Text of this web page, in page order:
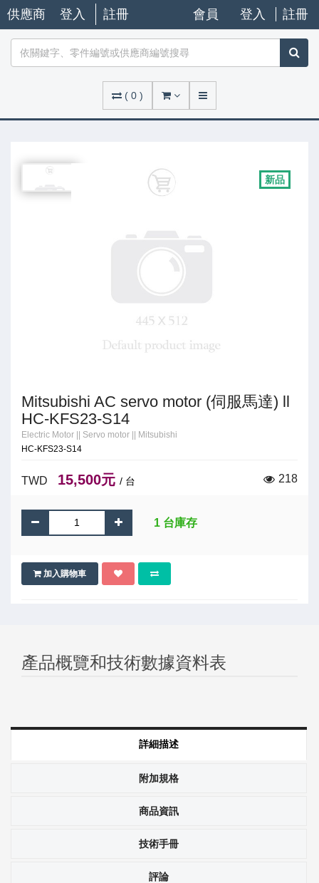
供應商 登入 註冊 會員 登入 註冊
( 0 )
新品
Mitsubishi AC servo motor (伺服馬達) ll
HC-KFS23-S14
Electric Motor Servo motor
Mitsubishi
HC-KFS23-S14
TWD 15,500元 / 台 218
1 台庫存
加入購物車
產品概覽和技術數據資料表
詳細描述
附加規格
商品資訊
技術手冊
評論